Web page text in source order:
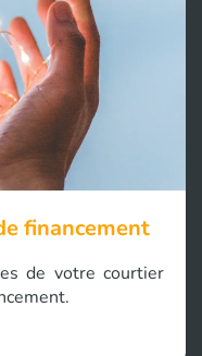
financement
de votre courtier